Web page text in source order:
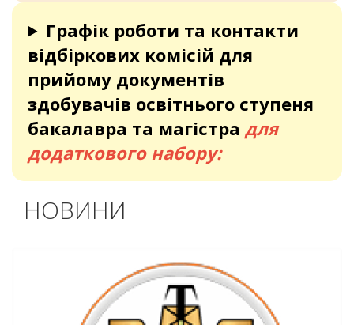
Графік роботи та контакти
відбіркових комісій для
прийому документів
здобувачів освітнього ступеня
бакалавра та магістра для
додаткового набору:
НОВИНИ